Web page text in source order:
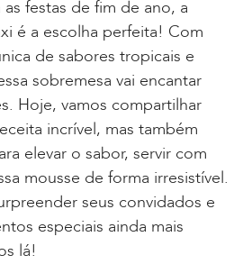
festas de fim de ano, a
é a escolha perfeita! Com
de sabores tropicais e
sobremesa vai encantar
Hoje, vamos compartilhar
incrível, mas também
elevar o sabor, servir com
mousse de forma irresistível.
seus convidados e
especiais ainda mais
lá!